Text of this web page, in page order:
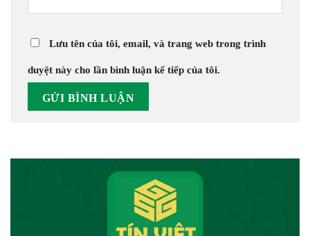
Lưu tên của tôi, email, và trang web trong trình
duyệt này cho lần bình luận kế tiếp của tôi.